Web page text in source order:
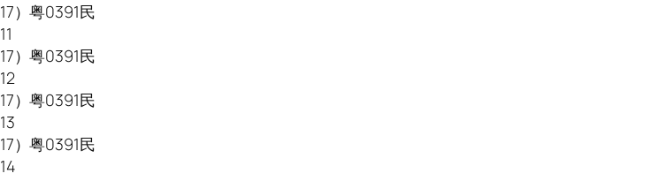
）粤0391民
）粤0391民
）粤0391民
）粤0391民